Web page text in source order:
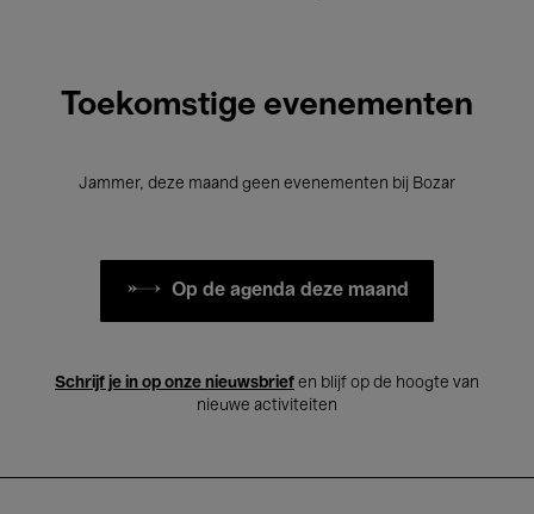
Toekomstige evenementen
Jammer, deze maand geen evenementen bij Bozar
Op de agenda deze maand
Schrijf je in op onze nieuwsbrief en blijf op de hoogte van
nieuwe activiteiten